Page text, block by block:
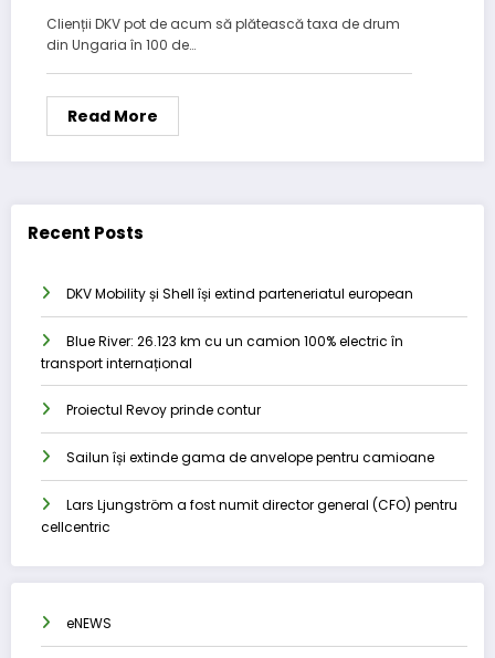
Clienții DKV pot de acum să plătească taxa de drum
din Ungaria în 100 de…
Read More
Recent Posts
DKV Mobility și Shell își extind parteneriatul european
Blue River: 26.123 km cu un camion 100% electric în
transport internațional
Proiectul Revoy prinde contur
Sailun își extinde gama de anvelope pentru camioane
Lars Ljungström a fost numit director general (CFO) pentru
cellcentric
eNEWS